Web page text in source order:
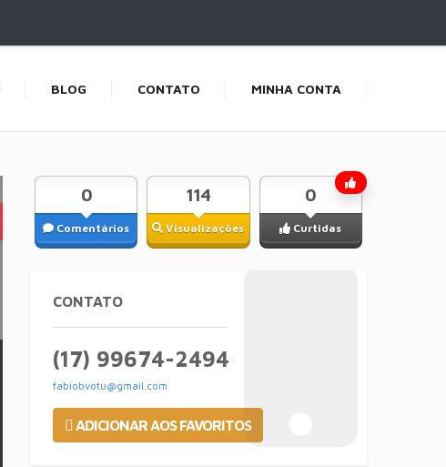
BLOG CONTATO MINHA CONTA
Comentários
0
Visualizações
114
Curtidas
0
CONTATO
(17) 99674-2494
fabiobvotu@gmail.com
ADICIONAR AOS FAVORITOS